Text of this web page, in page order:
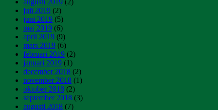
augusti 2019 (2)
juli 2019 (2)
juni 2019 (5)
maj 2019 (6)
april 2019 (9)
mars 2019 (6)
februari 2019 (2)
januari 2019 (1)
december 2018 (2)
november 2018 (1)
oktober 2018 (2)
september 2018 (3)
augusti 2018 (7)